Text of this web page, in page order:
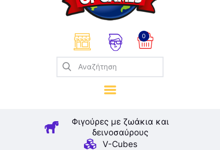
0
Φιγούρες με ζωάκια και
δεινοσαύρους
V-Cubes
Παιχνίδια Καρτών
Σπαζοκεφαλιές
Κατασκευές
Καλλιτεχνικά
Μοντελισμός
Βιβλία
Παιχνίδια Ρόλων